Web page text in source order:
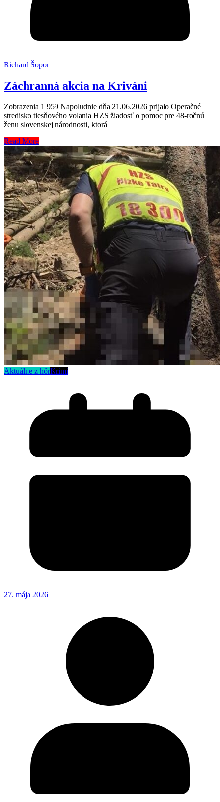
Richard Šopor
Záchranná akcia na Kriváni
Zobrazenia 1 959 Napoludnie dňa 21.06.2026 prijalo Operačné
stredisko tiesňového volania HZS žiadosť o pomoc pre 48-ročnú
ženu slovenskej národnosti, ktorá
Read More
Aktuálne z hôrKrimi
27. mája 2026